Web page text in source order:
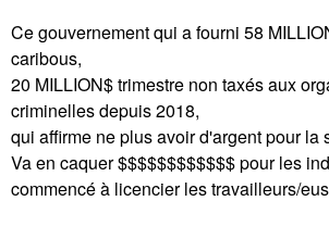
Ce gouvernement qui a fourni 58
caribous,
20 MILLION$ trimestre non taxés aux
criminelles depuis 2018,
qui affirme ne plus avoir d'argent pour la
Va en caquer $$$$$$$$$$$$ pour les
commencé à licencier les travailleurs/